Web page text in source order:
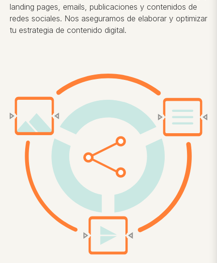
landing pages, emails , publicaciones y contenidos de
redes sociales. Nos aseguramos de elaborar y optimizar
tu estrategia de contenido digital.